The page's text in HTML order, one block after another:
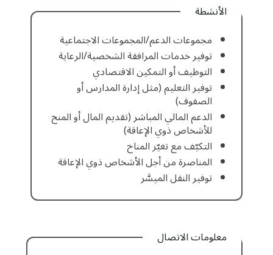
الأنشطة
مجموعات الدعم/المجموعات الاجتماعية
توفير خدمات المرافقة الشخصية/الرعاية
التوظيف أو التمكين الاقتصادي
توفير التعليم (مثل إدارة المدارس أو
الصفوف)
الدعم المالي المباشر (تقديم المال أو المنح
للأشخاص ذوي الإعاقة)
التكيّف مع تغيّر المناخ
المناصرة من أجل الأشخاص ذوي الإعاقة
توفير النقل الميسَّر
معلومات الاتصال